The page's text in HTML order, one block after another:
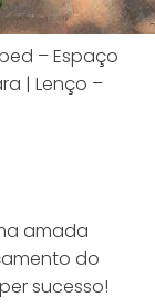
– Espaço
| Lenço –
amada
do
sucesso!